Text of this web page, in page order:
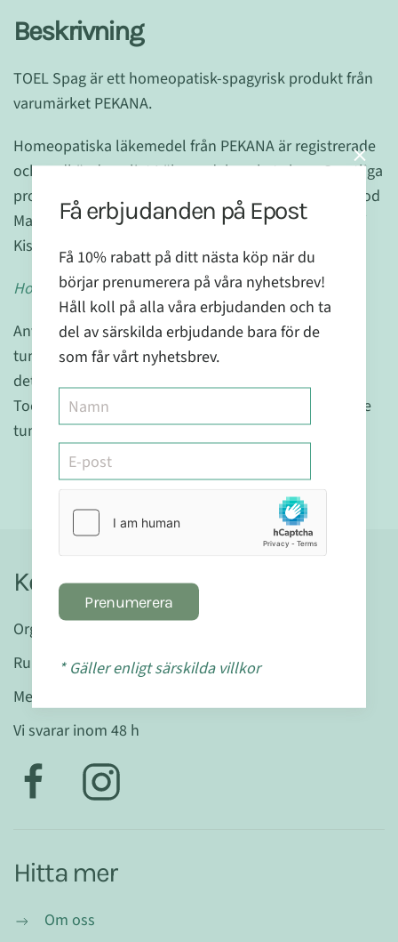
Beskrivning
TOEL Spag är ett homeopatisk-spagyrisk produkt från
varumärket PEKANA.
Homeopatiska läkemedel från PEKANA är registrerade
och godkända enligt Läkemedelsverkets krav. Samtliga
produkter från PEKANA är tillverkade enligt GMP (Good
Manufacturing Practice) i en produktionsanläggning i
Kisslegg, Tyskland.
Homeopatikum registrerat utan indikation.
Används gärna ihop med Hekur i samband med en
tungmetallavgiftning för att kunna stödja levern i
detta.
Toel rensar ut metaboliska avfallsprodukter inklusive
tungmetaller som kadmium, bly och kvicksilver.
Kontakt
Organisationsnr: 559404-7580
Runslingan 20 D • 224 77 Lund
Mejla oss gärna:
Vi svarar inom 48 h
Hitta mer
Om oss
Få erbjudanden på Epost
Få 10% rabatt på ditt nästa köp när du
börjar prenumerera på våra nyhetsbrev!
Håll koll på alla våra erbjudanden och ta
del av särskilda erbjudande bara för de
som får vårt nyhetsbrev.
Prenumerera
* Gäller enligt särskilda villkor